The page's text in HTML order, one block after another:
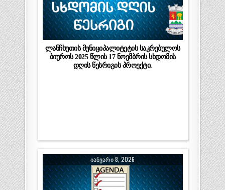
ლანჩხუთის მუნიციპალიტეტის საკრებულოს
ბიუროს 2025 წლის 17 ნოემბრის სხდომის
დღის წესრიგის პროექტი.
ᲘᲐᲜᲕᲐᲠᲘ 8, 2026